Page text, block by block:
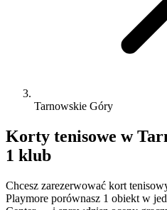
Tarnowskie Góry
Korty tenisowe w
1 klub
Chcesz zarezerwować kort
Playmore porównasz 1 obiekt w